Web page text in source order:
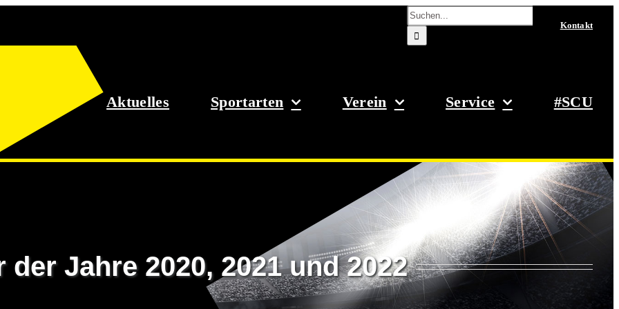
Suche
nach:
Kontakt
Aktuelles Sportarten Verein Service #SCU
der Jahre 2020, 2021 und 2022